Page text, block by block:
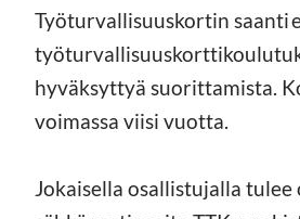
Työturvallisuuskortin saanti
hyväksyttyä suorittamista.
voimassa viisi vuotta.
Jokaisella osallistujalla